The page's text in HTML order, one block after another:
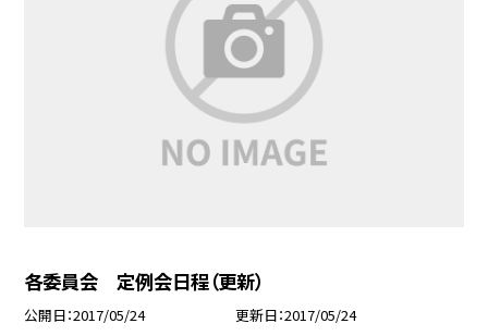
各委員会 定例会日程（更新）
公開日 2017/05/24 更新日 2017/05/24